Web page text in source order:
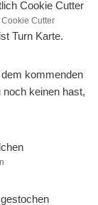
Cutter
Turn Karte.
kommenden
keinen hast,